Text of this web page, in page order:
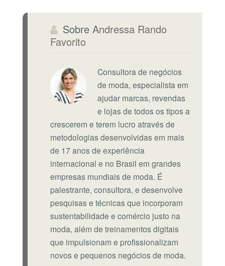
Sobre Andressa Rando
Favorito
Consultora de negócios
de moda, especialista em
ajudar marcas, revendas
e lojas de todos os tipos a
crescerem e terem lucro através de
metodologias desenvolvidas em mais
de 17 anos de experiência
internacional e no Brasil em grandes
empresas mundiais de moda. É
palestrante, consultora, e desenvolve
pesquisas e técnicas que incorporam
sustentabilidade e comércio justo na
moda, além de treinamentos digitais
que impulsionam e profissionalizam
novos e pequenos negócios de moda.